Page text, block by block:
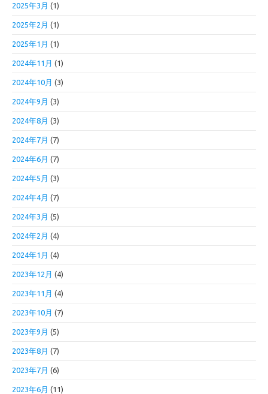
2025年3月 (1)
2025年2月 (1)
2025年1月 (1)
2024年11月 (1)
2024年10月 (3)
2024年9月 (3)
2024年8月 (3)
2024年7月 (7)
2024年6月 (7)
2024年5月 (3)
2024年4月 (7)
2024年3月 (5)
2024年2月 (4)
2024年1月 (4)
2023年12月 (4)
2023年11月 (4)
2023年10月 (7)
2023年9月 (5)
2023年8月 (7)
2023年7月 (6)
2023年6月 (11)